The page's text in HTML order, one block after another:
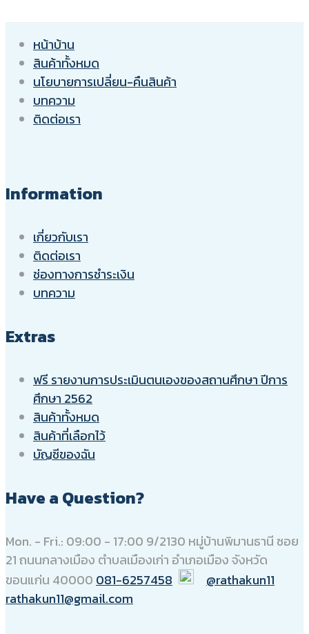
หน้าบ้าน
สินค้าทั้งหมด
นโยบายการเปลี่ยน-คืนสินค้า
บทความ
ติดต่อเรา
Information
เกี่ยวกับเรา
ติดต่อเรา
ช่องทางการชำระเงิน
บทความ
Extras
ฟรี รายงานการประเมินตนเองของสถานศึกษา ปีการ
ศึกษา 2562
สินค้าทั้งหมด
สินค้าที่เลือกไว้
บัญชีของฉัน
Have a Question?
Mon. - Fri.: 09:00 - 17:00 9/2130 หมู่บ้านพิมานธานี ซอย
21 ถนนกลางเมือง ตำบลเมืองเก่า อำเภอเมือง จังหวัด
ขอนแก่น 40000 081-6257458
@rathakun11
rathakun11@gmail.com